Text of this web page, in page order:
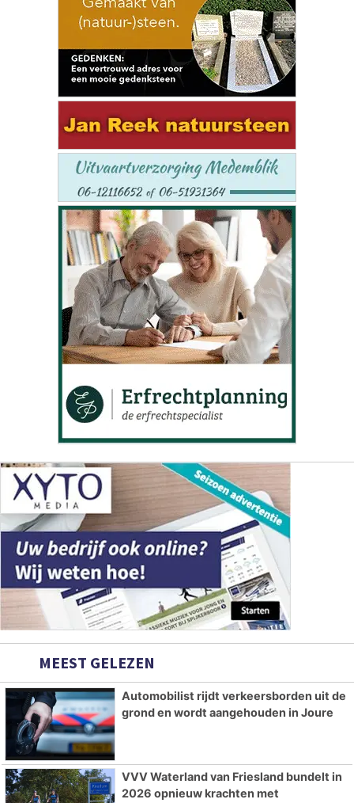
MEEST GELEZEN
Automobilist rijdt verkeersborden uit de
grond en wordt aangehouden in Joure
VVV Waterland van Friesland bundelt in
2026 opnieuw krachten met